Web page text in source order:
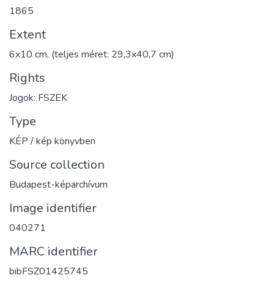
1865
Extent
6x10 cm, (teljes méret: 29,3x40,7 cm)
Rights
Jogok: FSZEK
Type
KÉP / kép könyvben
Source collection
Budapest-képarchívum
Image identifier
040271
MARC identifier
bibFSZ01425745